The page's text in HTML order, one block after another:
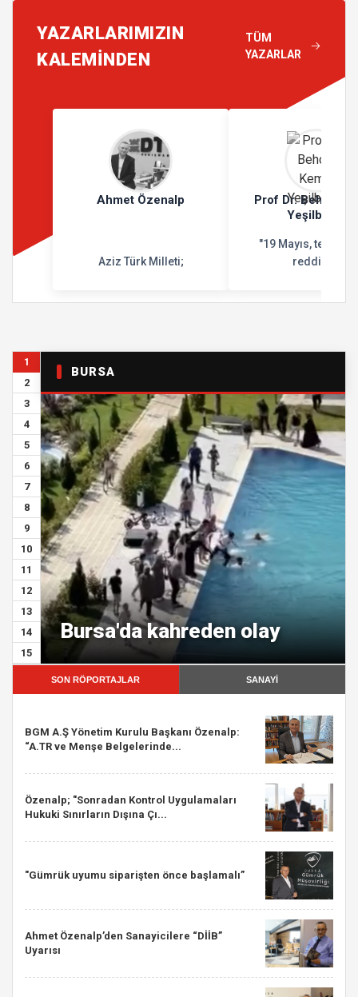
YAZARLARIMIZIN
KALEMİNDEN
TÜM
YAZARLAR
Ahmet Özenalp
Aziz Türk Milleti;
Prof Dr. Behçet
Yeşilbursa
"19 Mayıs,
reddidir"
1
2
3
4
5
6
7
8
9
10
11
12
13
14
15
BURSA
Bursa'da kahreden olay
SON RÖPORTAJLAR SANAYİ
BGM A.Ş Yönetim Kurulu Başkanı Özenalp:
“A.TR ve Menşe Belgelerinde...
Özenalp; "Sonradan Kontrol Uygulamaları
Hukuki Sınırların Dışına Çı...
"Gümrük uyumu siparişten önce başlamalı”
Ahmet Özenalp’den Sanayicilere “DİİB”
Uyarısı